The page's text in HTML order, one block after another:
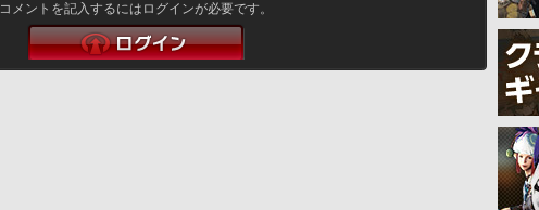
コメントを記入するにはログインが必要です。